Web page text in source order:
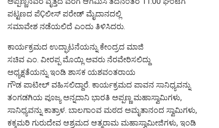
ಪಟ್ಟಣದ ಪೆÇಲೀಸ್ ಪರೇಡ್ ಮೈದಾನದಲ್ಲಿ
ಸಮಾವೇಶ ನಡೆಯಲಿದೆ ಎಂದು ತಿಳಿಸಿದರು.
ಕಾರ್ಯಕ್ರಮದ ಉದ್ಘಾಟನೆಯನ್ನು ಕೇಂದ್ರದ ಮಾಜಿ
ಸಚಿವ ಎಂ. ವೀರಪ್ಪ ಮೊಯ್ಲಿ ಅವರು ನೆರವೇರಿಸಲಿದ್ದು
ಅಧ್ಯಕ್ಷತೆಯನ್ನು ಇಂಡಿ ಶಾಸಕ ಯಶವಂತರಾಯ
ಗೌಡ ಪಾಟೀಲ್ ವಹಿಸಲಿದ್ದಾರೆ. ಕಾರ್ಯಕ್ರಮದ ಪಾವನ ಸಾನಿಧ್ಯವನ್ನು
ತಂಗಡಗಿಯ ಪೂಜ್ಯ ಅನ್ನದಾನಿ ಭಾರತಿ ಅಪ್ಪಣ್ಣ ಮಹಾಸ್ವಾಮಿಗಳು,
ಸಾನಿಧ್ಯವನ್ನು ಕಾತ್ರಾಳ. ಬಾಲಗಾಂವ ಮಠದ ಅಮೃತಾನಂದ ಸ್ವಾಮಿಗಳು,
ಕಕ್ಕಮರಿ ಗುರುದೇವ ಆಶ್ರಮದ ಆತ್ಮರಾಮ ಮಹಾಸ್ವಾಮೀಜಿಗಳು, ಇಂಡಿ